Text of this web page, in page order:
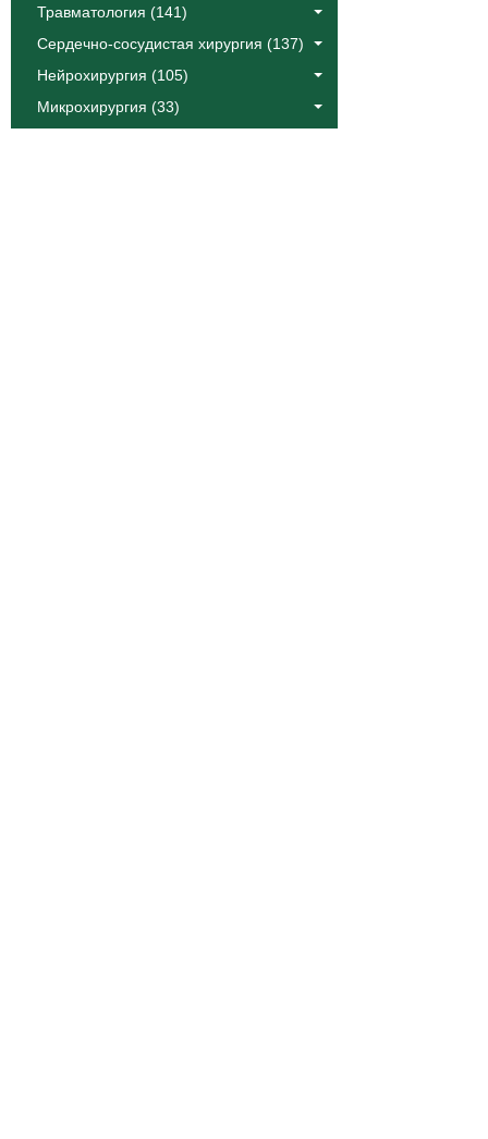
Травматология (141)
Сердечно-сосудистая хирургия (137)
Нейрохирургия (105)
Микрохирургия (33)